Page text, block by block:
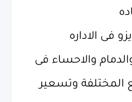
فى الاداره
والدمام والاحساء فى
المختلفة وتسعير